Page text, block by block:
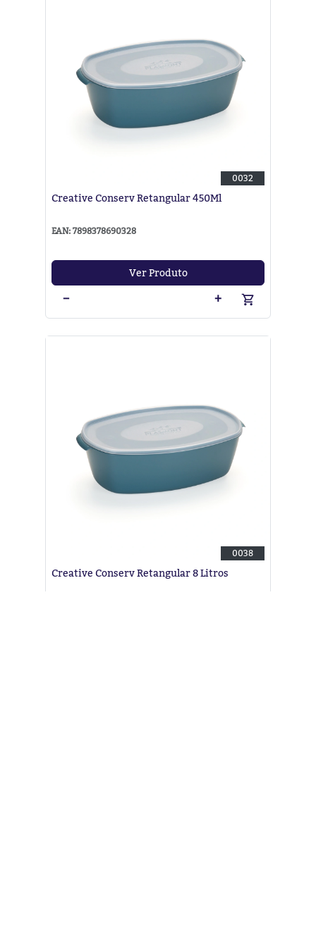
0032
Creative Conserv Retangular 450Ml
EAN: 7898378690328
Ver Produto
− +
0038
Creative Conserv Retangular 8 Litros